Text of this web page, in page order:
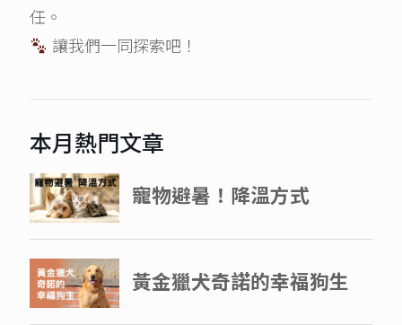
任。
讓我們一同探索吧！
本月熱門文章